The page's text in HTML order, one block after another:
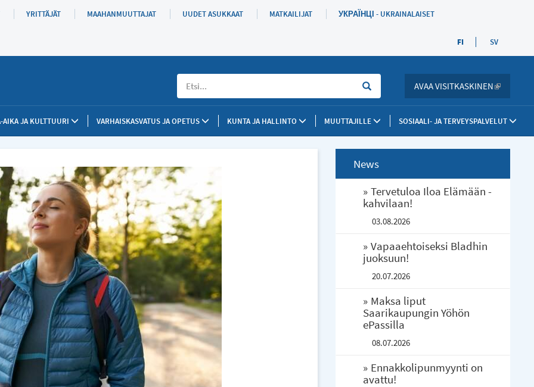
YRITTÄJÄT MAAHANMUUTTAJAT UUDET ASUKKAAT MATKAILIJAT УКРАЇНЦІ - UKRAINALAISET
FI SV
AVAA VISITKASKINEN(LINK IS
AIKA JA KULTTUURI VARHAISKASVATUS JA OPETUS KUNTA JA HALLINTO MUUTTAJILLE SOSIAALI- JA TERVEYSPALVELUT
News
Tervetuloa Iloa Elämään -
kahvilaan!
03.08.2026
Vapaaehtoiseksi Bladhin
juoksuun!
20.07.2026
Maksa liput
Saarikaupungin Yöhön
ePassilla
08.07.2026
Ennakkolipunmyynti on
avattu!